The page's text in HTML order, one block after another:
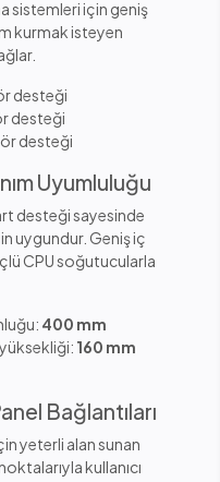
sistemleri için geniş
kurmak isteyen
desteği
desteği
desteği
Uyumluluğu
desteği sayesinde
uygundur. Geniş iç
CPU soğutucularla
400 mm
160 mm
Bağlantıları
yeterli alan sunan
kullanıcı